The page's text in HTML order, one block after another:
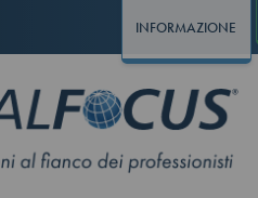
INFORMAZIONE